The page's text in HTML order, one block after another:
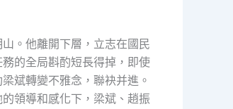
。他離開下層，立志在國民
的全局斟酌短長得掉，即使
斌轉變不雅念，聯袂并進。
領導和感化下，梁斌、趙振